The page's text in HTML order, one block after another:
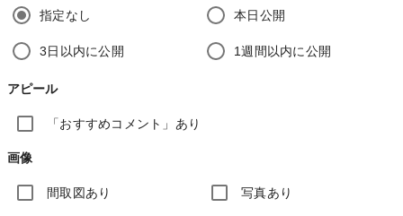
指定なし 本日公開
3日以内に公開 1週間以内に公開
アピール
「おすすめコメント」あり
画像
間取図あり 写真あり